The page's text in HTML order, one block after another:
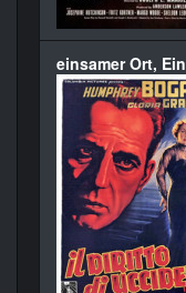
einsamer Ort, Ein